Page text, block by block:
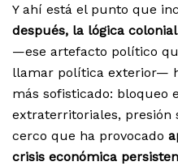
Y ahí está el punto que
después, la lógica
—ese artefacto político
llamar política exterior—
más sofisticado: bloqueo
extraterritoriales, presión
cerco que ha provocado
crisis económica